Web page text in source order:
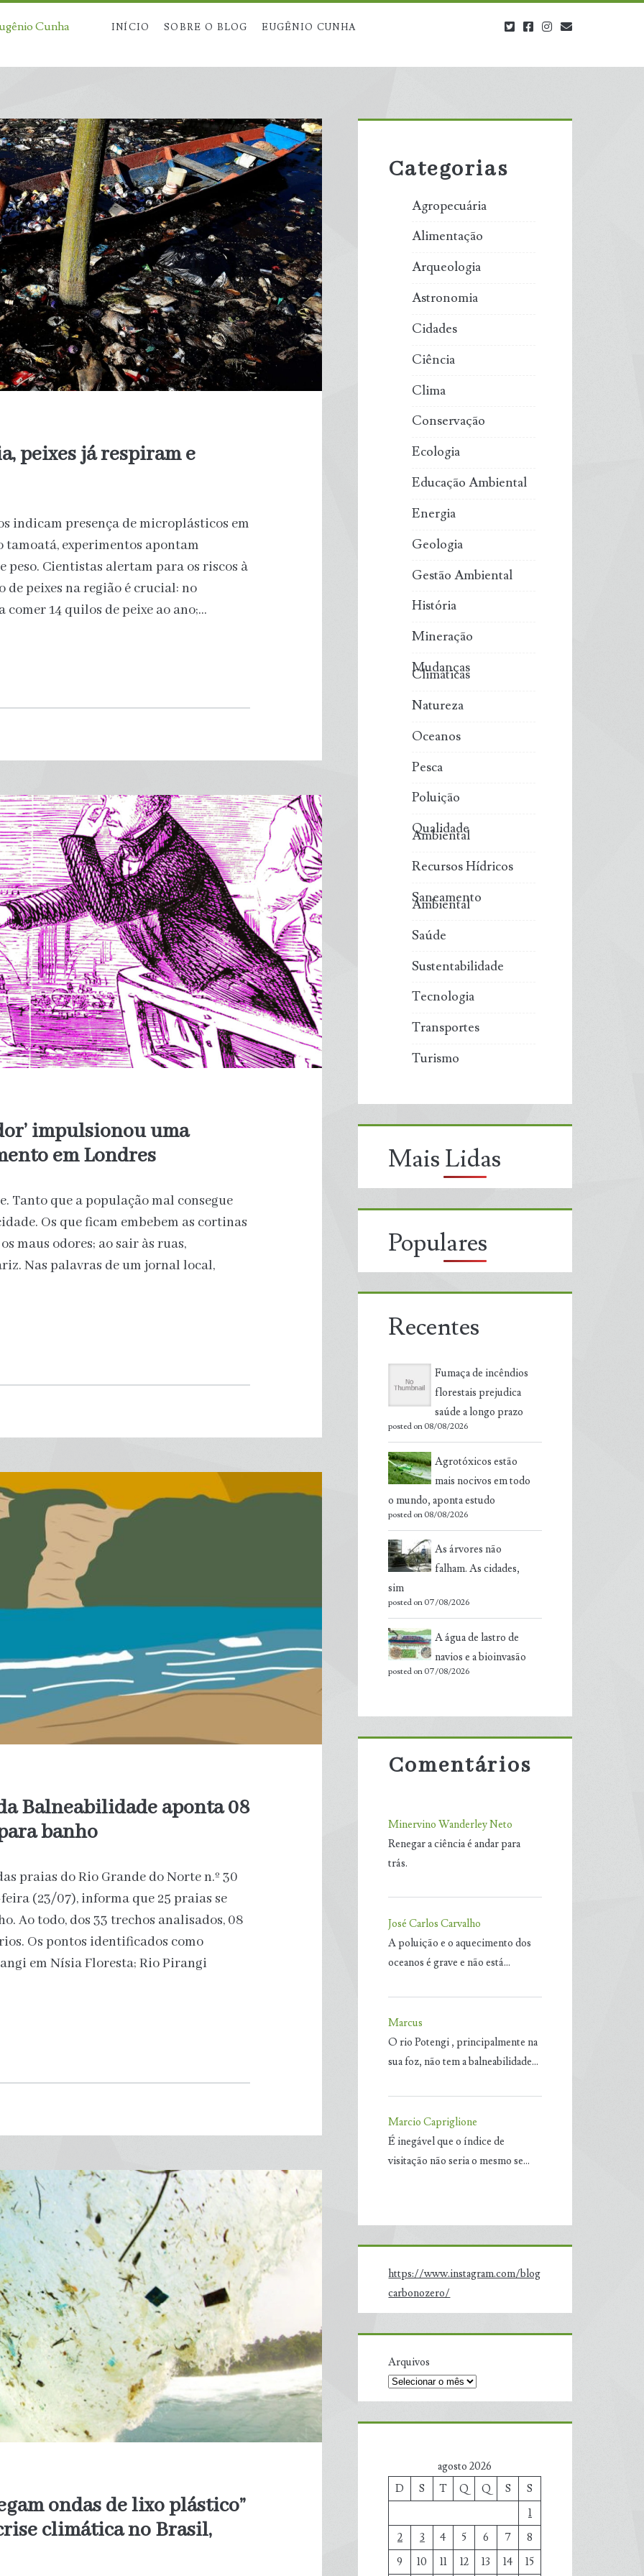
Cunha INÍCIO SOBRE O BLOG EUGÊNIO CUNHA twitterfacebookinstagram
peixes já respiram e
indicam presença de microplásticos em
experimentos apontam
peso. Cientistas alertam para os riscos à
de peixes na região é crucial: no
comer 14 quilos de peixe ao ano;…
impulsionou uma
em Londres
Tanto que a população mal consegue
Os que ficam embebem as cortinas
maus odores; ao sair às ruas,
Nas palavras de um jornal local,
Balneabilidade aponta 08
banho
praias do Rio Grande do Norte n.º 30
(23/07), informa que 25 praias se
Ao todo, dos 33 trechos analisados, 08
Os pontos identificados como
em Nísia Floresta; Rio Pirangi
ondas de lixo plástico”
climática no Brasil,
Sidebar
Categorias
Agropecuária
Alimentação
Arqueologia
Astronomia
Cidades
Ciência
Clima
Conservação
Ecologia
Educação Ambiental
Energia
Geologia
Gestão Ambiental
História
Mineração
Mudanças
Climáticas
Natureza
Oceanos
Pesca
Poluição
Qualidade
Ambiental
Recursos Hídricos
Saneamento
Ambiental
Saúde
Sustentabilidade
Tecnologia
Transportes
Turismo
Mais Lidas
Populares
Recentes
Fumaça de incêndios
florestais prejudica
saúde a longo prazo
posted on 08/08/2026
Agrotóxicos estão
mais nocivos em todo
o mundo, aponta estudo
posted on 08/08/2026
As árvores não
falham. As cidades,
sim
posted on 07/08/2026
A água de lastro de
navios e a bioinvasão
posted on 07/08/2026
Comentários
Minervino Wanderley Neto
Renegar a ciência é andar para
trás.
José Carlos Carvalho
A poluição e o aquecimento dos
oceanos é grave e não está…
Marcus
O rio Potengi , principalmente na
sua foz, não tem a balneabilidade…
Marcio Capriglione
É inegável que o índice de
visitação não seria o mesmo se…
https://www.instagram.com/blog
carbonozero/
Arquivos
agosto 2026
D
S T Q Q S
S
1
2
3 4 5 6 7
8
9
10 11 12 13 14 15